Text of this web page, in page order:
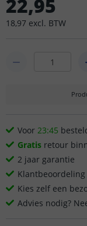
22,95
18,97 excl. BTW
Voor 23:45
Gratis retour
2 jaar garantie
Kies zelf een
Advies nodig?